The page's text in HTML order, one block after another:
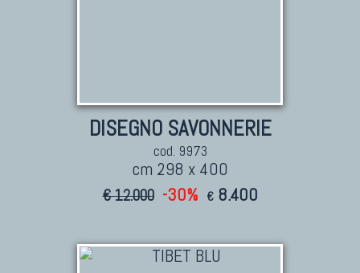
DISEGNO SAVONNERIE
cod. 9973
cm 298 x 400
€ 12.000 -30% € 8.400